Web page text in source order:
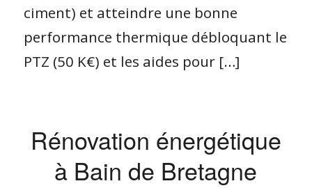
ciment) et atteindre une bonne
performance thermique débloquant le
PTZ (50 K€) et les aides pour […]
Rénovation énergétique
à Bain de Bretagne